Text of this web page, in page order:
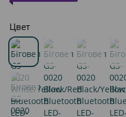
Цвет